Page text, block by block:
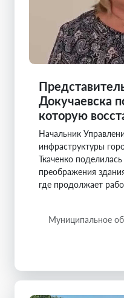
Докучаевска
которую
Начальник
инфраструктуры
Ткаченко
преображения
где продолжает
Муниципальное